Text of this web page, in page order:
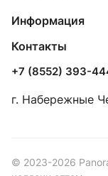
Информация
Контакты
+7 (8552) 393-
г. Набережные
© 2023-2026